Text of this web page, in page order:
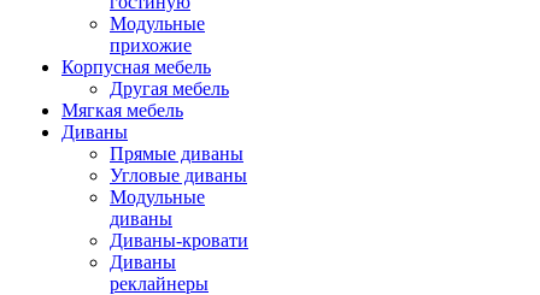
Модульные
прихожие
Корпусная мебель
Другая мебель
Мягкая мебель
Диваны
Прямые диваны
Угловые диваны
Модульные
диваны
Диваны-кровати
Диваны
реклайнеры